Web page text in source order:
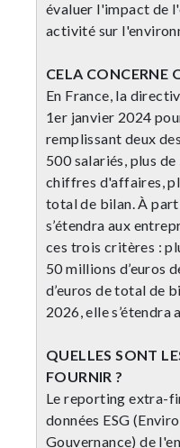
évaluer l'impact de
activité sur
CELA CONCERNE
En France, la
1er janvier 2024
remplissant deux
500 salariés, plus
chiffres d'affaires,
total de bilan. À
s’étendra aux
ces trois critères :
50 millions d’euros
d’euros de total de
2026, elle s’étendra
QUELLES SONT
FOURNIR ?
Le reporting extra-
données ESG
Gouvernance) de